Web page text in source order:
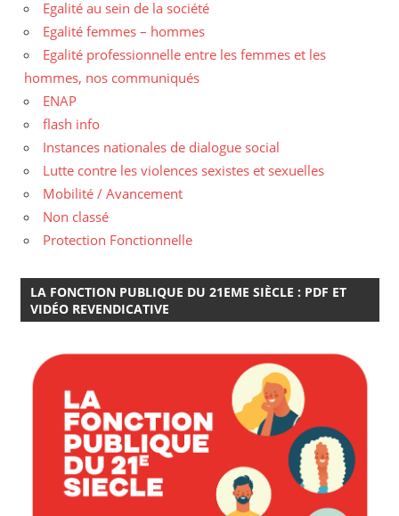
Egalité au sein de la société
Egalité femmes – hommes
Egalité professionnelle entre les femmes et les
hommes, nos communiqués
ENAP
flash info
Instances nationales de dialogue social
Lutte contre les violences sexistes et sexuelles
Mobilité / Avancement
Non classé
Protection Fonctionnelle
LA FONCTION PUBLIQUE DU 21EME SIÈCLE : PDF ET
VIDÉO REVENDICATIVE